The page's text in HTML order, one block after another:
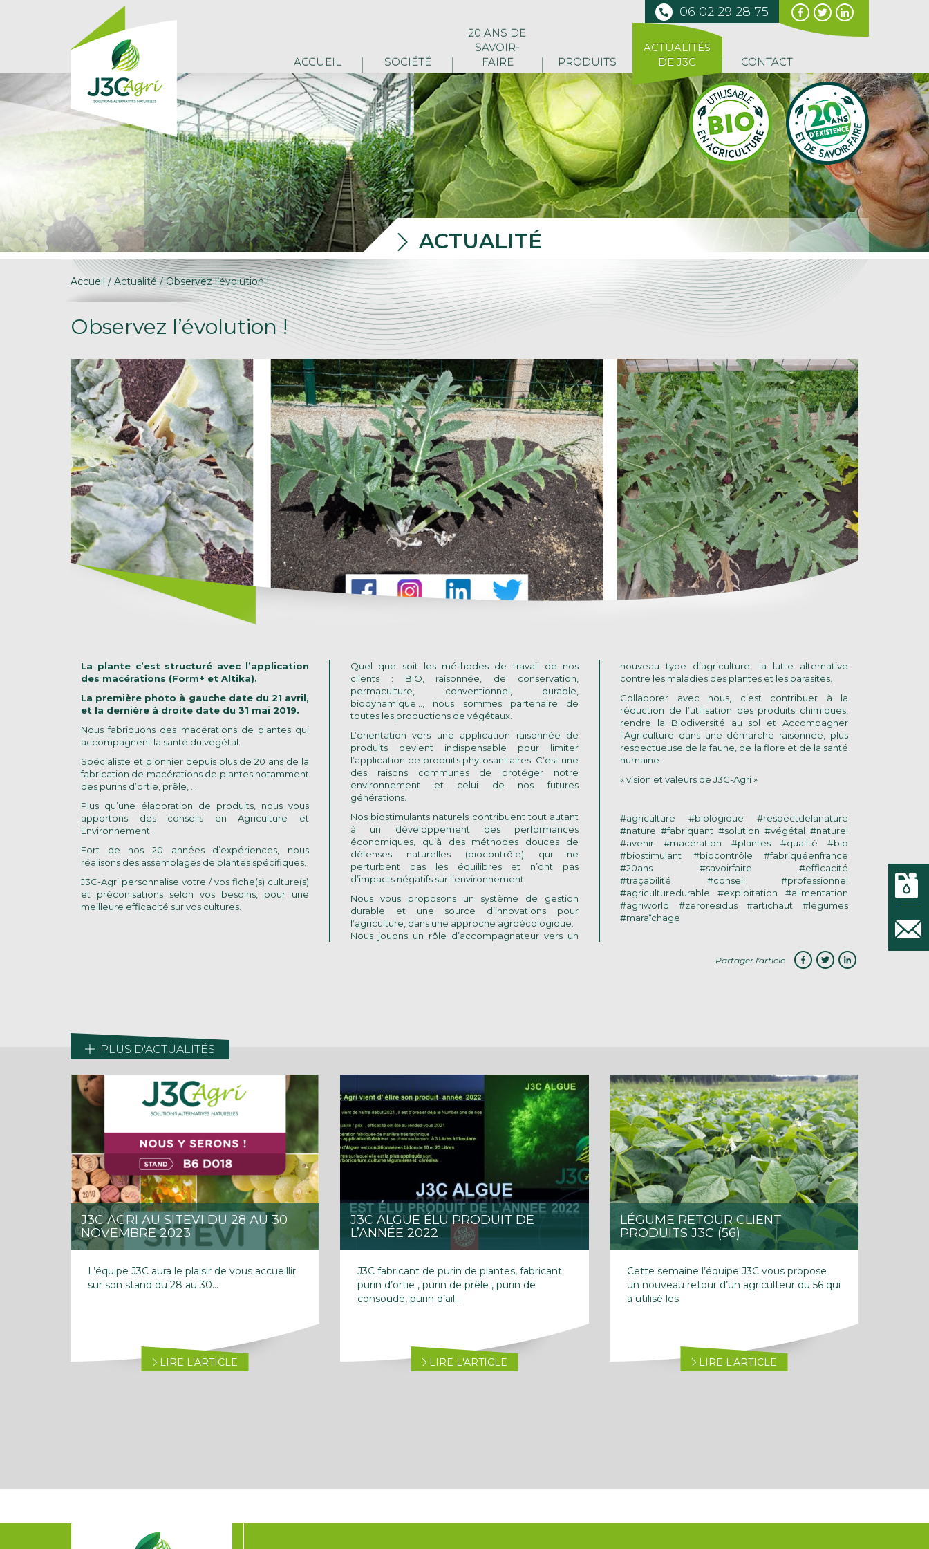
06 02 29 28 75
ACCUEIL SOCIÉTÉ
20 ANS DE
SAVOIR-
FAIRE
PRODUITS
ACTUALITÉS
DE J3C
CONTACT
ACTUALITÉ
Accueil / Actualité/ Observez l’évolution !
Observez l’évolution !
La plante c’est structuré avec l’application
des macérations (Form+ et Altika).
La première photo à gauche date du 21 avril,
et la dernière à droite date du 31 mai 2019.
Nous fabriquons des macérations de plantes qui
accompagnent la santé du végétal.
Spécialiste et pionnier depuis plus de 20 ans de la
fabrication de macérations de plantes notamment
des purins d’ortie, prêle, ….
Plus qu’une élaboration de produits, nous vous
apportons des conseils en Agriculture et
Environnement.
Fort de nos 20 années d’expériences, nous
réalisons des assemblages de plantes spécifiques.
J3C-Agri personnalise votre / vos fiche(s) culture(s)
et préconisations selon vos besoins, pour une
meilleure efficacité sur vos cultures.
Quel que soit les méthodes de travail de nos
clients : BIO, raisonnée, de conservation,
permaculture, conventionnel, durable,
biodynamique…, nous sommes partenaire de
toutes les productions de végétaux.
L’orientation vers une application raisonnée de
produits devient indispensable pour limiter
l’application de produits phytosanitaires. C’est une
des raisons communes de protéger notre
environnement et celui de nos futures
générations.
Nos biostimulants naturels contribuent tout autant
à un développement des performances
économiques, qu’à des méthodes douces de
défenses naturelles (biocontrôle) qui ne
perturbent pas les équilibres et n’ont pas
d’impacts négatifs sur l’environnement.
Nous vous proposons un système de gestion
durable et une source d’innovations pour
l’agriculture, dans une approche agroécologique.
Nous jouons un rôle d’accompagnateur vers un
nouveau type d’agriculture, la lutte alternative
contre les maladies des plantes et les parasites.
Collaborer avec nous, c’est contribuer à la
réduction de l’utilisation des produits chimiques,
rendre la Biodiversité au sol et Accompagner
l’Agriculture dans une démarche raisonnée, plus
respectueuse de la faune, de la flore et de la santé
humaine.
« vision et valeurs de J3C-Agri »
#agriculture #biologique #respectdelanature
#nature #fabriquant #solution #végétal #naturel
#avenir #macération #plantes #qualité #bio
#biostimulant #biocontrôle #fabriquéenfrance
#20ans #savoirfaire #efficacité
#traçabilité #conseil #professionnel
#agriculturedurable #exploitation #alimentation
#agriworld #zeroresidus #artichaut #légumes
#maraîchage
Partager l'article
PLUS D'ACTUALITÉS
J3C AGRI AU SITEVI DU 28 AU 30
NOVEMBRE 2023
L’équipe J3C aura le plaisir de vous accueillir
sur son stand du 28 au 30...
LIRE L'ARTICLE
J3C ALGUE ÉLU PRODUIT DE
L’ANNÉE 2022
J3C fabricant de purin de plantes, fabricant
purin d’ortie , purin de prêle , purin de
consoude, purin d’ail...
LIRE L'ARTICLE
LÉGUME RETOUR CLIENT
PRODUITS J3C (56)
Cette semaine l’équipe J3C vous propose
un nouveau retour d’un agriculteur du 56 qui
a utilisé les
LIRE L'ARTICLE